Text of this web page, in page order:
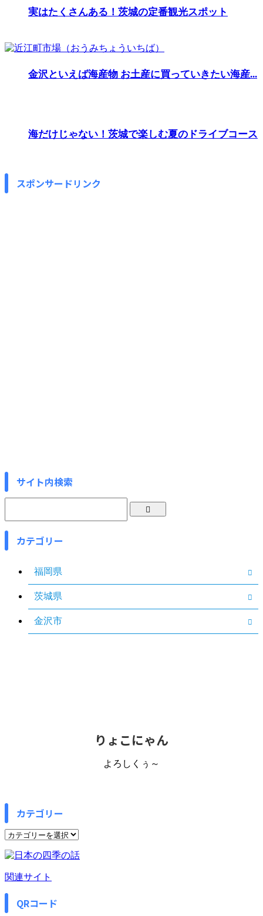
実はたくさんある！茨城の定番観光スポット
金沢といえば海産物 お土産に買っていきたい海産...
海だけじゃない！茨城で楽しむ夏のドライブコース
スポンサードリンク
サイト内検索
カテゴリー
福岡県
茨城県
金沢市
りょこにゃん
よろしくぅ～
カテゴリー
カ
ゴ
リ
ー
関連サイト
QRコード